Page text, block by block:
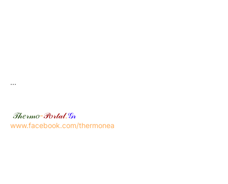
...
𝒯𝒽𝑒𝓇𝓂𝑜-𝒫𝑜𝓇𝓉𝒶𝓁.𝒢𝓇
www.facebook.com/thermonea